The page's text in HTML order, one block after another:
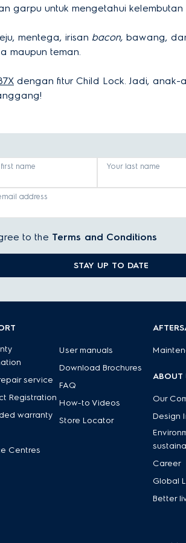
garpu untuk mengetahui
mentega, irisan bacon, bawang,
maupun teman.
dengan fitur Child Lock. Jadi, anak-
name Your last name
address
to the Terms and Conditions
STAY UP TO DATE
service
Registration
warranty
Centres
User manuals
Download Brochures
FAQ
How-to Videos
Store Locator
ABOUT
Our
Design
Career
Global
Better